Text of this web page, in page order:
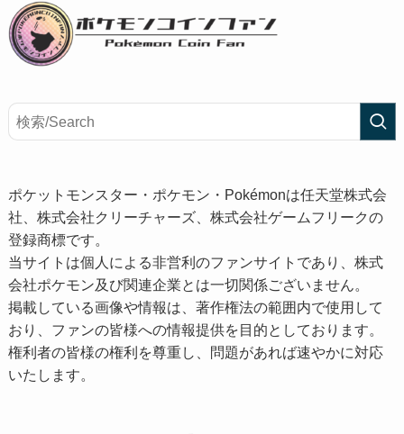
ポケットモンスター・ポケモン・Pokémonは任天堂株式会
社、株式会社クリーチャーズ、株式会社ゲームフリークの
登録商標です。
当サイトは個人による非営利のファンサイトであり、株式
会社ポケモン及び関連企業とは一切関係ございません。
掲載している画像や情報は、著作権法の範囲内で使用して
おり、ファンの皆様への情報提供を目的としております。
権利者の皆様の権利を尊重し、問題があれば速やかに対応
いたします。